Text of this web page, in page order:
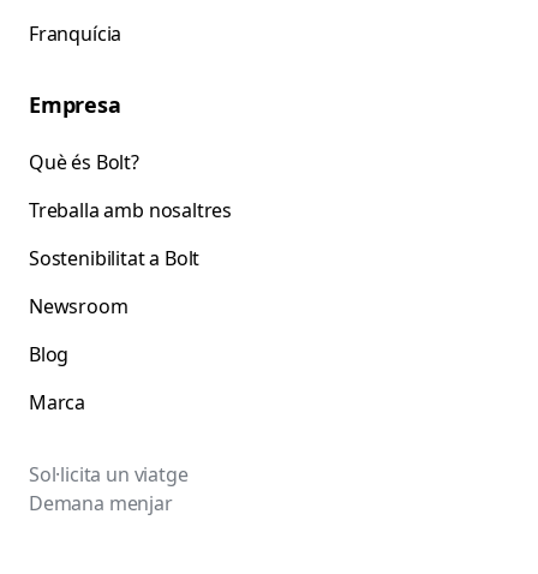
Franquícia
Empresa
Què és Bolt?
Treballa amb nosaltres
Sostenibilitat a Bolt
Newsroom
Blog
Marca
Sol·licita un viatge
Demana menjar